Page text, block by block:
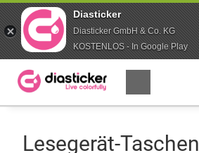
Diasticker
Diasticker GmbH & Co. KG
KOSTENLOS - In Google Play
Lesegerät-Taschen